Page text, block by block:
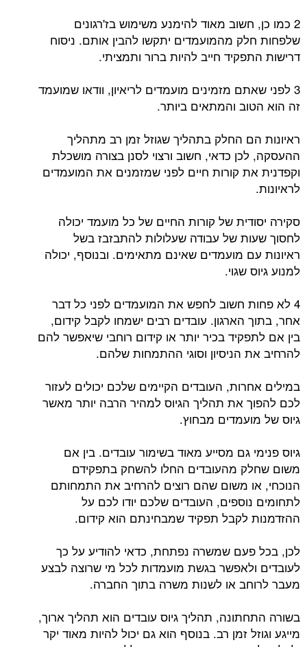
2 כמו כן, חשוב מאוד להימנע משימוש בז'רגונים
שלפחות חלק מהמועמדים יתקשו להבין אותם. ניסוח
דרישות התפקיד חייב להיות ברור ותמציתי.
3 לפני שאתם מזמינים מועמדים לריאיון, וודאו שמועמד
זה הוא הטוב והמתאים ביותר.
ראיונות הם החלק בתהליך שגוזל זמן רב מתהליך
ההעסקה, לכן כדאי, חשוב ורצוי לסנן בצורה מושכלת
וקפדנית את קורות חיים לפני שמזמנים את המועמדים
לראיונות.
סקירה יסודית של קורות החיים של כל מועמד יכולה
לחסוך שעות של עבודה שעלולות להתבזבז בשל
ראיונות עם מועמדים שאינם מתאימים. ובנוסף, יכולה
למנוע גיוס שגוי.
4 לא פחות חשוב לחפש את המועמדים לפני כל דבר
אחר, בתוך הארגון. עובדים רבים ישמחו לקבל קידום,
בין אם לתפקיד בכיר יותר או קידום רוחבי שיאפשר להם
להרחיב את הניסיון וסוגי ההתמחות שלהם.
במילים אחרות, העובדים הקיימים שלכם יכולים לעזור
לכם להפוך את תהליך הגיוס למהיר הרבה יותר מאשר
גיוס של מועמדים מבחוץ.
גיוס פנימי גם מסייע מאוד בשימור עובדים. בין אם
משום שחלק מהעובדים החלו להשחק בתפקידם
הנוכחי, או משום שהם רוצים להרחיב את התמחותם
לתחומים נוספים, העובדים שלכם יודו לכם על
ההזדמנות לקבל תפקיד שמבחינתם הוא קידום.
לכן, בכל פעם שמשרה נפתחת, כדאי להודיע על כך
לעובדים ולאפשר בגשת מועמדות לכל מי שרוצה לבצע
מעבר לרוחב או לשנות משרה בתוך החברה.
בשורה התחתונה, תהליך גיוס עובדים הוא תהליך ארוך,
מייגע וגוזל זמן רב. בנוסף הוא גם יכול להיות מאוד יקר